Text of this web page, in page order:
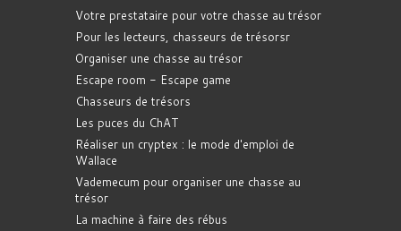
Votre prestataire pour votre chasse au trésor
Pour les lecteurs, chasseurs de trésorsr
Organiser une chasse au trésor
Escape room - Escape game
Chasseurs de trésors
Les puces du ChAT
Réaliser un cryptex : le mode d'emploi de
Wallace
Vademecum pour organiser une chasse au
trésor
La machine à faire des rébus